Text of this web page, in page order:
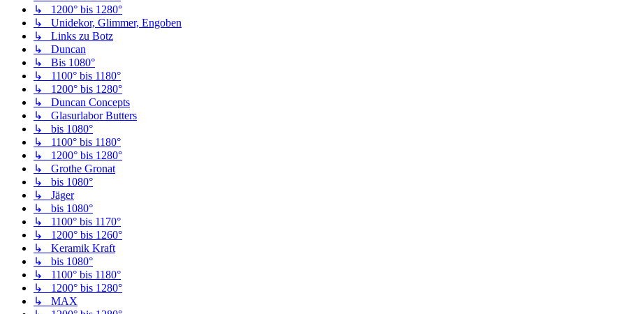
↳ 1200° bis 1280°
↳ Unidekor, Glimmer, Engoben
↳ Links zu Botz
↳ Duncan
↳ Bis 1080°
↳ 1100° bis 1180°
↳ 1200° bis 1280°
↳ Duncan Concepts
↳ Glasurlabor Butters
↳ bis 1080°
↳ 1100° bis 1180°
↳ 1200° bis 1280°
↳ Grothe Gronat
↳ bis 1080°
↳ Jäger
↳ bis 1080°
↳ 1100° bis 1170°
↳ 1200° bis 1260°
↳ Keramik Kraft
↳ bis 1080°
↳ 1100° bis 1180°
↳ 1200° bis 1280°
↳ MAX